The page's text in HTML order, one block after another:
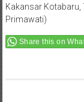
Kakansar Kotabaru,
Primawati)
Share this on